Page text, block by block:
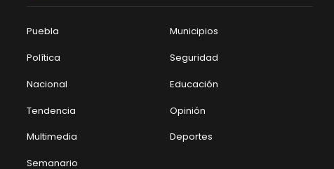
Puebla
Municipios
Política
Seguridad
Nacional
Educación
Tendencia
Opinión
Multimedia
Deportes
Semanario